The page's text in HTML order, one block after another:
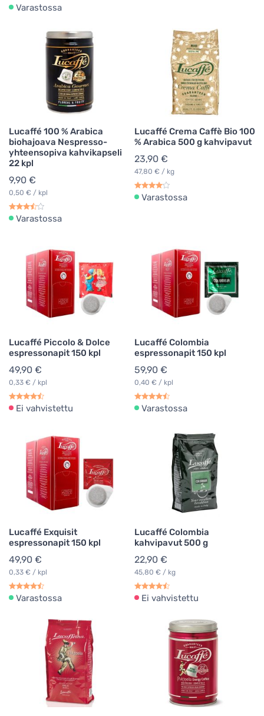
Varastossa
Lucaffé 100 % Arabica
biohajoava Nespresso-
yhteensopiva kahvikapseli
22 kpl
9,90 €
0,50 € / kpl
Varastossa
Lucaffé Crema Caffè Bio 100
% Arabica 500 g kahvipavut
23,90 €
47,80 € / kg
Varastossa
Lucaffé Piccolo & Dolce
espressonapit 150 kpl
49,90 €
0,33 € / kpl
Ei vahvistettu
Lucaffé Colombia
espressonapit 150 kpl
59,90 €
0,40 € / kpl
Varastossa
Lucaffé Exquisit
espressonapit 150 kpl
49,90 €
0,33 € / kpl
Varastossa
Lucaffé Colombia
kahvipavut 500 g
22,90 €
45,80 € / kg
Ei vahvistettu